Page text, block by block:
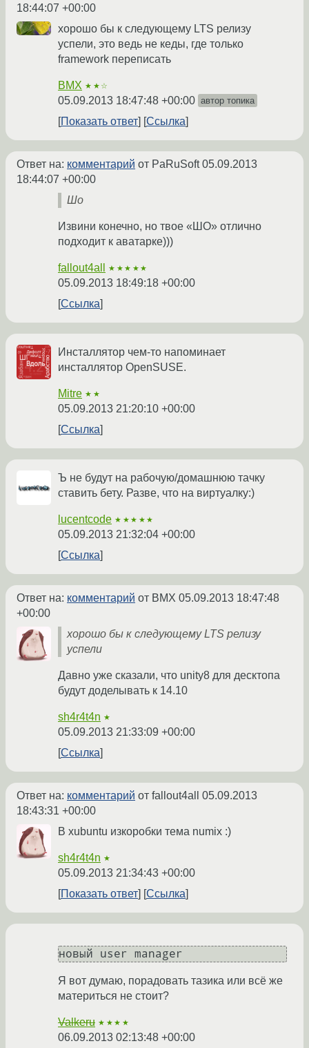
18:44:07 +00:00
хорошо бы к следующему LTS релизу
успели, это ведь не кеды, где только
framework переписать
BMX ★★☆
05.09.2013 18:47:48 +00:00 автор топика
Показать ответ Ссылка
Ответ на: комментарий от PaRuSoft05.09.2013
18:44:07 +00:00
Шо
Извини конечно, но твое «ШО» отлично
подходит к аватарке)))
fallout4all ★★★★★
05.09.2013 18:49:18 +00:00
Ссылка
Инсталлятор чем-то напоминает
инсталлятор OpenSUSE.
Mitre ★★
05.09.2013 21:20:10 +00:00
Ссылка
Ъ не будут на рабочую/домашнюю тачку
ставить бету. Разве, что на виртуалку:)
lucentcode ★★★★★
05.09.2013 21:32:04 +00:00
Ссылка
Ответ на: комментарий от BMX 05.09.2013 18:47:48
+00:00
хорошо бы к следующему LTS релизу
успели
Давно уже сказали, что unity8 для десктопа
будут доделывать к 14.10
sh4r4t4n ★
05.09.2013 21:33:09 +00:00
Ссылка
Ответ на: комментарий от fallout4all 05.09.2013
18:43:31 +00:00
В xubuntu изкоробки тема numix :)
sh4r4t4n ★
05.09.2013 21:34:43 +00:00
Показать ответ
Ссылка
новый user manager
Я вот думаю, порадовать тазика или всё же
материться не стоит?
Valkeru ★★★★
06.09.2013 02:13:48 +00:00